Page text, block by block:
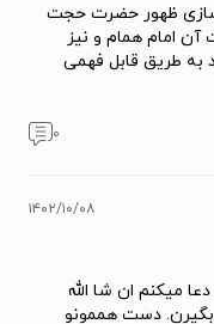
سازی ظهور حضرت حجت
امام همام و نیز
طریق قابل فهمی
۰
۱۴۰۲/۱۰/۰۸
بگم از حس و حالم🥲 فقط دعا میکنم ان شا الله
دست هممونو